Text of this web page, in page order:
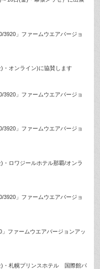
3920」ファームウエアバージョ
・オンライン)に協賛します
3920」ファームウエアバージョ
3920」ファームウエアバージョ
・ロワジールホテル那覇/オンラ
3920」ファームウエアバージョ
ファームウエアバージョンアッ
)・札幌プリンスホテル 国際館パ